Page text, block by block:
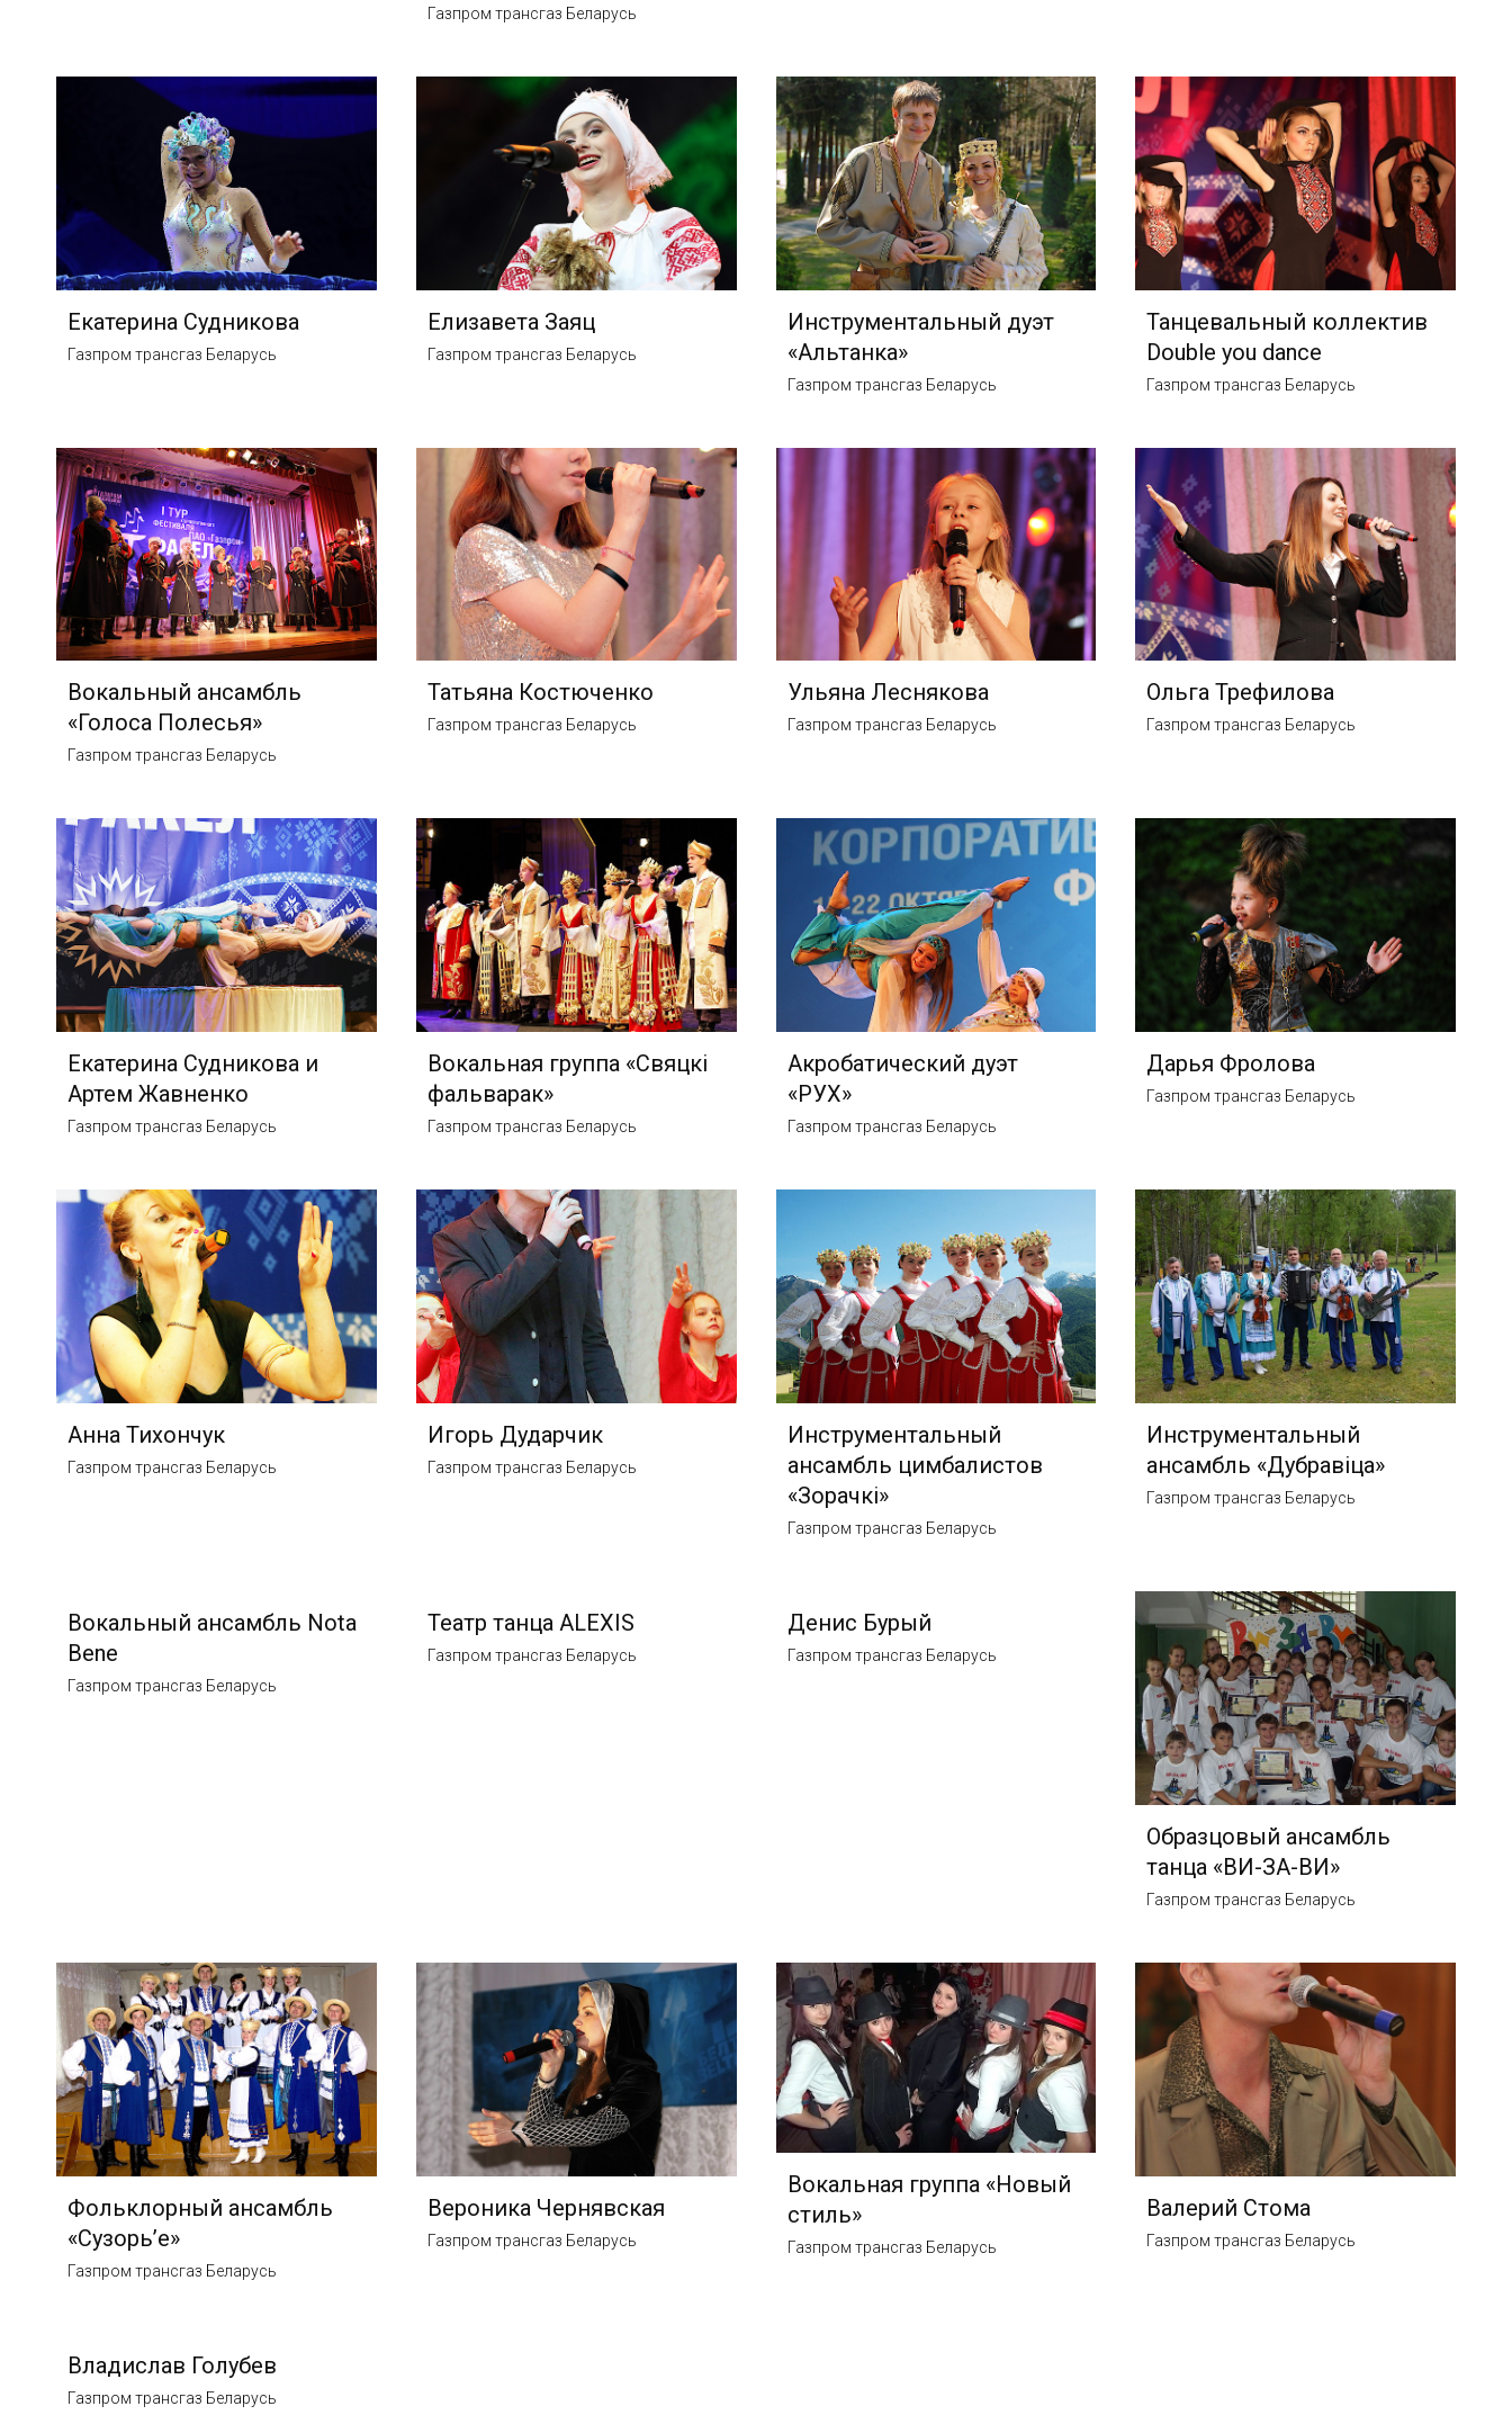
Газпром трансгаз Беларусь
Екатерина Судникова
Газпром трансгаз Беларусь
Елизавета Заяц
Газпром трансгаз Беларусь
Инструментальный дуэт
«Альтанка»
Газпром трансгаз Беларусь
Танцевальный коллектив
Double you dance
Газпром трансгаз Беларусь
Вокальный ансамбль
«Голоса Полесья»
Газпром трансгаз Беларусь
Татьяна Костюченко
Газпром трансгаз Беларусь
Ульяна Леснякова
Газпром трансгаз Беларусь
Ольга Трефилова
Газпром трансгаз Беларусь
Екатерина Судникова и
Артем Жавненко
Газпром трансгаз Беларусь
Вокальная группа «Свяцкi
фальварак»
Газпром трансгаз Беларусь
Акробатический дуэт
«РУХ»
Газпром трансгаз Беларусь
Дарья Фролова
Газпром трансгаз Беларусь
Анна Тихончук
Газпром трансгаз Беларусь
Игорь Дударчик
Газпром трансгаз Беларусь
Инструментальный
ансамбль цимбалистов
«Зорачкi»
Газпром трансгаз Беларусь
Инструментальный
ансамбль «Дубравiца»
Газпром трансгаз Беларусь
Вокальный ансамбль Nota
Bene
Газпром трансгаз Беларусь
Театр танца ALEXIS
Газпром трансгаз Беларусь
Денис Бурый
Газпром трансгаз Беларусь
Образцовый ансамбль
танца «ВИ-ЗА-ВИ»
Газпром трансгаз Беларусь
Фольклорный ансамбль
«Сузорь’е»
Газпром трансгаз Беларусь
Вероника Чернявская
Газпром трансгаз Беларусь
Вокальная группа «Новый
стиль»
Газпром трансгаз Беларусь
Валерий Стома
Газпром трансгаз Беларусь
Владислав Голубев
Газпром трансгаз Беларусь